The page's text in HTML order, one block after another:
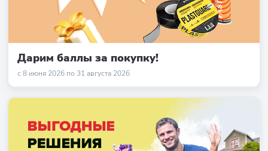
Дарим баллы за покупку!
с 8 июня 2026 по 31 августа 2026